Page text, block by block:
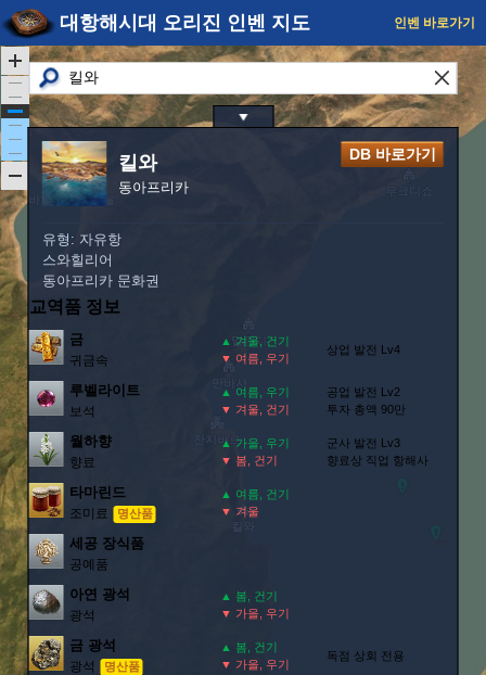
대항해시대 오리진 인벤 지도 인벤 바로가기
킬와
동아프리카
DB 바로가기
유형: 자유항
스와힐리어
동아프리카 문화권
교역품 정보
금
귀금속
▲ 겨울, 건기
▼ 여름, 우기
상업 발전 Lv4
루벨라이트
보석
▲ 여름, 우기
▼ 겨울, 건기
공업 발전 Lv2
투자 총액 90만
월하향
향료
▲ 가을, 우기
▼ 봄, 건기
군사 발전 Lv3
향료상 직업 항해사
타마린드
조미료 명산품
▲ 여름, 건기
▼ 겨울
세공 장식품
공예품
아연 광석
광석
▲ 봄, 건기
▼ 가을, 우기
금 광석
광석 명산품
▲ 봄, 건기
▼ 가을, 우기
독점 상회 전용